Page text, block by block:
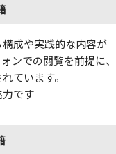
成や実践的な内容が
ンでの閲覧を前提に、
ています。
です